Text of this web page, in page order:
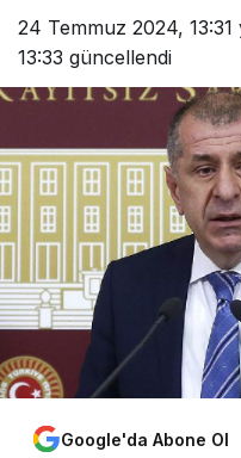
24 Temmuz 2024, 13:31
13:33 güncellendi
Google'da Abone Ol